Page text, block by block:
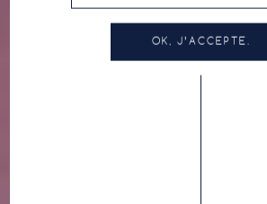
OK, J’ACCEPTE.